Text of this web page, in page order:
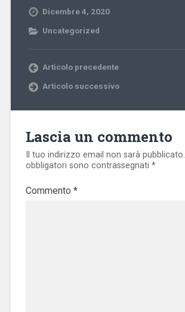
Dicembre 4, 2020
Uncategorized
Articolo precedente
Articolo successivo
Lascia un commento
Il tuo indirizzo email non sarà pubblicato.
obbligatori sono contrassegnati *
Commento *